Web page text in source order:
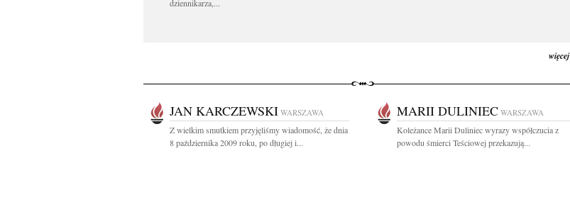
dziennikarza,...
więcej
JAN KARCZEWSKI WARSZAWA
Z wielkim smutkiem przyjęliśmy wiadomość, że dnia
8 października 2009 roku, po długiej i...
MARII DULINIEC WARSZAWA
Koleżance Marii Duliniec wyrazy współczucia z
powodu śmierci Teściowej przekazują...